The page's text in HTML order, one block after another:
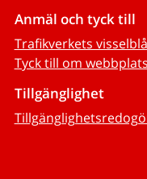
Anmäl och tyck till
Trafikverkets
Tyck till om
Tillgänglighet